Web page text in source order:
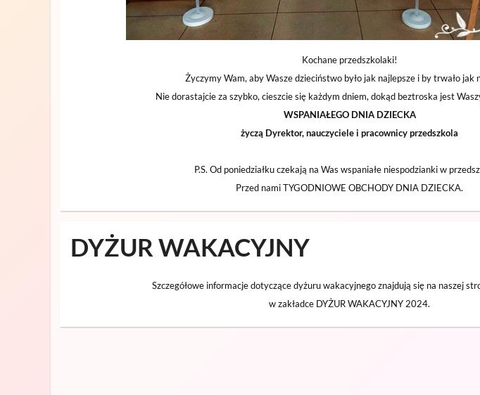
Kochane przedszkolaki!
Życzymy Wam, aby Wasze dzieciństwo było jak najlepsze i by trwało jak
Nie dorastajcie za szybko, cieszcie się każdym dniem, dokąd beztroska jest
WSPANIAŁEGO DNIA DZIECKA
życzą Dyrektor, nauczyciele i pracownicy przedszkola
P.S. Od poniedziałku czekają na Was wspaniałe niespodzianki w
Przed nami TYGODNIOWE OBCHODY DNIA DZIECKA.
DYŻUR WAKACYJNY
Szczegółowe informacje dotyczące dyżuru wakacyjnego znajdują się na naszej
w zakładce DYŻUR WAKACYJNY 2024.